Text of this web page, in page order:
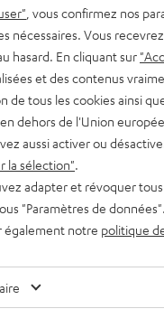
wifi et Bluetooth
AirPlay 2 y compris
Internetradio , entrée
deux latéraux, un
enveloppant depuis
des basses réglable, DSP
rechargeable jouant
un transport facile
roue de volume,
, vous confirmez nos
nécessaires. Vous
hasard. En cliquant sur
et des contenus
de tous les cookies ainsi
dehors de l'Union
aussi activer ou
la sélection"
adapter et révoquer
"Paramètres de
également notre politique